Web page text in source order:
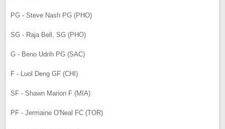
PG - Steve Nash PG (PHO)
SG - Raja Bell, SG (PHO)
G - Beno Udrih PG (SAC)
F - Luol Deng GF (CHI)
SF - Shawn Marion F (MIA)
PF - Jermaine O'Neal FC (TOR)